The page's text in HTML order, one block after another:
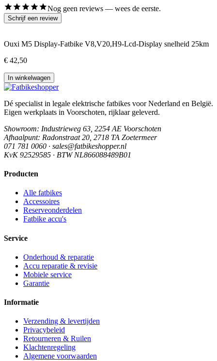
Nog geen reviews — wees de eerste.
Schrijf een review
Ouxi M5 Display-Fatbike V8,V20,H9-Lcd-Display snelheid 25km
€ 42,50
In winkelwagen
Dé specialist in legale elektrische fatbikes voor Nederland en België.
Eigen werkplaats in Voorschoten, rijklaar geleverd.
Showroom: Industrieweg 63, 2254 AE Voorschoten
Afhaalpunt: Radonstraat 20, 2718 TA Zoetermeer
071 781 0060 · sales@fatbikeshopper.nl
KvK 92529585 · BTW NL866088489B01
Producten
Alle fatbikes
Accessoires
Reserveonderdelen
Fatbike accu's
Service
Onderhoud & reparatie
Accu reparatie & revisie
Mobiele service
Garantie
Informatie
Verzending & levertijden
Privacybeleid
Retourneren & Ruilen
Klachtenregeling
Algemene voorwaarden